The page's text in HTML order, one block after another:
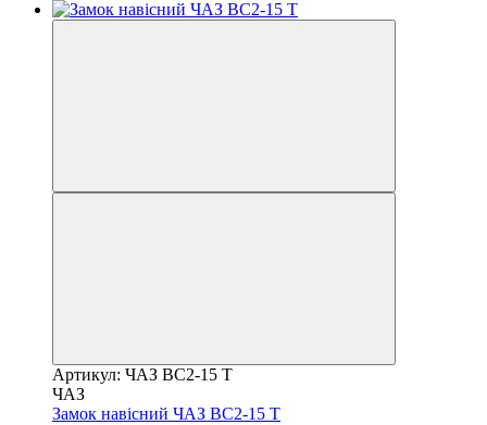
Артикул: ЧАЗ ВС2-15 Т
ЧАЗ
Замок навісний ЧАЗ ВС2-15 Т